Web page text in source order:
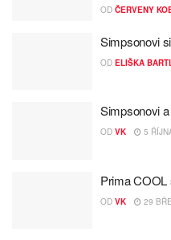
OD ČERVENY
Simpsonovi
OD ELIŠKA
Simpsonovi
OD VK 5
Prima COOL
OD VK 29